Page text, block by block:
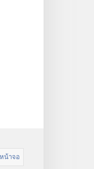
น้าจอ